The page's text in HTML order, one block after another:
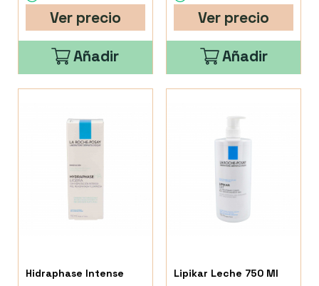
Ver precio
Añadir
Ver precio
Añadir
Hidraphase Intense Lipikar Leche 750 Ml